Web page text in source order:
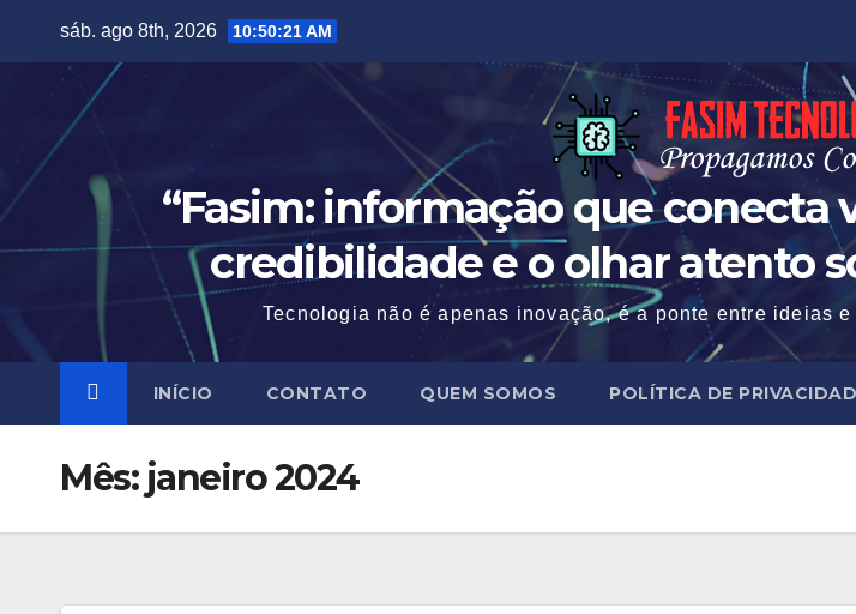
sáb. ago 8th, 2026 10:50:22 AM
“Fasim: informação que conecta
credibilidade e o olhar atento
Tecnologia não é apenas inovação, é a ponte entre ideias
INÍCIO CONTATO QUEM SOMOS POLÍTICA DE
Mês: janeiro 2024